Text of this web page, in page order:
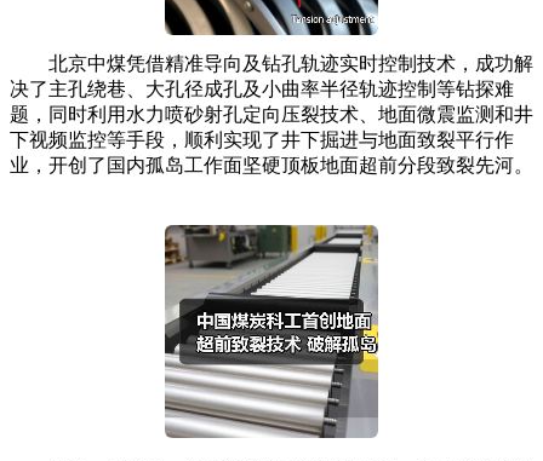
北京中煤凭借精准导向及钻孔轨迹实时控制技术，成功解
决了主孔绕巷、大孔径成孔及小曲率半径轨迹控制等钻探难
题，同时利用水力喷砂射孔定向压裂技术、地面微震监测和井
下视频监控等手段，顺利实现了井下掘进与地面致裂平行作
业，开创了国内孤岛工作面坚硬顶板地面超前分段致裂先河。